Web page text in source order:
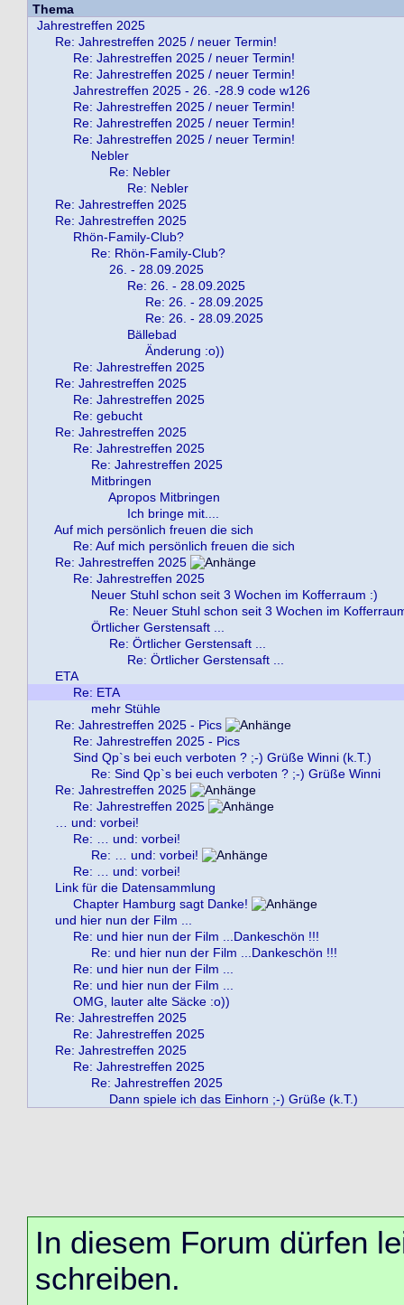
Thema
Jahrestreffen 2025
Re: Jahrestreffen 2025 / neuer Termin!
Re: Jahrestreffen 2025 / neuer Termin!
Re: Jahrestreffen 2025 / neuer Termin!
Jahrestreffen 2025 - 26. -28.9 code w126
Re: Jahrestreffen 2025 / neuer Termin!
Re: Jahrestreffen 2025 / neuer Termin!
Re: Jahrestreffen 2025 / neuer Termin!
Nebler
Re: Nebler
Re: Nebler
Re: Jahrestreffen 2025
Re: Jahrestreffen 2025
Rhön-Family-Club?
Re: Rhön-Family-Club?
26. - 28.09.2025
Re: 26. - 28.09.2025
Re: 26. - 28.09.2025
Re: 26. - 28.09.2025
Bällebad
Änderung :o))
Re: Jahrestreffen 2025
Re: Jahrestreffen 2025
Re: Jahrestreffen 2025
Re: gebucht
Re: Jahrestreffen 2025
Re: Jahrestreffen 2025
Re: Jahrestreffen 2025
Mitbringen
Apropos Mitbringen
Ich bringe mit....
Auf mich persönlich freuen die sich
Re: Auf mich persönlich freuen die sich
Re: Jahrestreffen 2025
Re: Jahrestreffen 2025
Neuer Stuhl schon seit 3 Wochen im Kofferraum :)
Re: Neuer Stuhl schon seit 3 Wochen im
Örtlicher Gerstensaft ...
Re: Örtlicher Gerstensaft ...
Re: Örtlicher Gerstensaft ...
ETA
Re: ETA
mehr Stühle
Re: Jahrestreffen 2025 - Pics
Re: Jahrestreffen 2025 - Pics
Sind Qp`s bei euch verboten ? ;-) Grüße Winni (k.T.)
Re: Sind Qp`s bei euch verboten ? ;-) Grüße Winni
Re: Jahrestreffen 2025
Re: Jahrestreffen 2025
… und: vorbei!
Re: … und: vorbei!
Re: … und: vorbei!
Re: … und: vorbei!
Link für die Datensammlung
Chapter Hamburg sagt Danke!
und hier nun der Film ...
Re: und hier nun der Film ...Dankeschön !!!
Re: und hier nun der Film ...Dankeschön !!!
Re: und hier nun der Film ...
Re: und hier nun der Film ...
OMG, lauter alte Säcke :o))
Re: Jahrestreffen 2025
Re: Jahrestreffen 2025
Re: Jahrestreffen 2025
Re: Jahrestreffen 2025
Re: Jahrestreffen 2025
Dann spiele ich das Einhorn ;-) Grüße (k.T.)
In diesem Forum dürfen
schreiben.